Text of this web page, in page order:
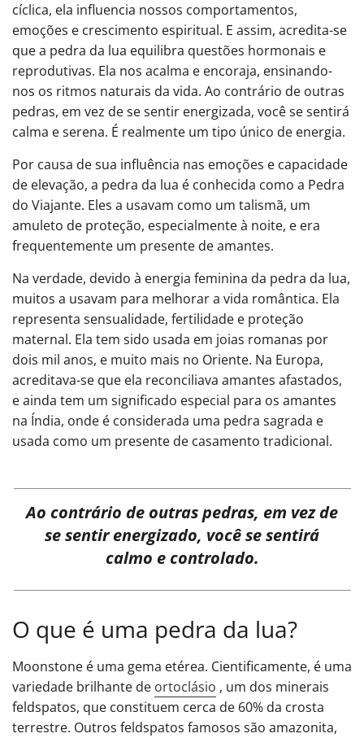
cíclica, ela influencia nossos comportamentos,
emoções e crescimento espiritual. E assim, acredita-se
que a pedra da lua equilibra questões hormonais e
reprodutivas. Ela nos acalma e encoraja, ensinando-
nos os ritmos naturais da vida. Ao contrário de outras
pedras, em vez de se sentir energizada, você se sentirá
calma e serena. É realmente um tipo único de energia.
Por causa de sua influência nas emoções e capacidade
de elevação, a pedra da lua é conhecida como a Pedra
do Viajante. Eles a usavam como um talismã, um
amuleto de proteção, especialmente à noite, e era
frequentemente um presente de amantes.
Na verdade, devido à energia feminina da pedra da lua,
muitos a usavam para melhorar a vida romântica. Ela
representa sensualidade, fertilidade e proteção
maternal. Ela tem sido usada em joias romanas por
dois mil anos, e muito mais no Oriente. Na Europa,
acreditava-se que ela reconciliava amantes afastados,
e ainda tem um significado especial para os amantes
na Índia, onde é considerada uma pedra sagrada e
usada como um presente de casamento tradicional.
Ao contrário de outras pedras, em vez de
se sentir energizado, você se sentirá
calmo e controlado.
O que é uma pedra da lua?
Moonstone é uma gema etérea. Cientificamente, é uma
variedade brilhante de ortoclásio , um dos minerais
feldspatos, que constituem cerca de 60% da crosta
terrestre. Outros feldspatos famosos são amazonita,